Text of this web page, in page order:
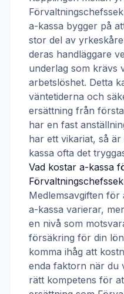
a-kassa bygger på
stor del av
deras handläggare
underlag som krävs
arbetslöshet. Detta
väntetiderna och
ersättning från
har en fast
har ett vikariat, så
kassa ofta det
Vad kostar a-kassa
Medlemsavgiften för
a-kassa varierar,
en nivå som
försäkring för din
komma ihåg att
enda faktorn när du
rätt kompetens för